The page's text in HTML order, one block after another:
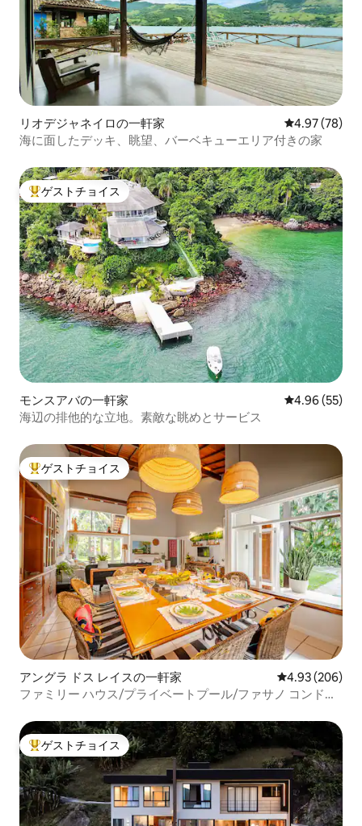
リオデジャネイロの一軒家 レビュー78
4.97 (78)
海に面したデッキ、眺望、バーベキューエリア付きの家
大好評のゲストチョイスです。
ゲストチョイス
モンスアバの一軒家 レビュー55
4.96 (55)
海辺の排他的な立地。素敵な眺めとサービス
大好評のゲストチョイスです。
ゲストチョイス
アングラ ドス レイスの一軒家 レビュー206
4.93 (206)
ファミリー ハウス/プライベートプール/ファサノ コンドミ
大好評のゲストチョイスです。
ゲストチョイス